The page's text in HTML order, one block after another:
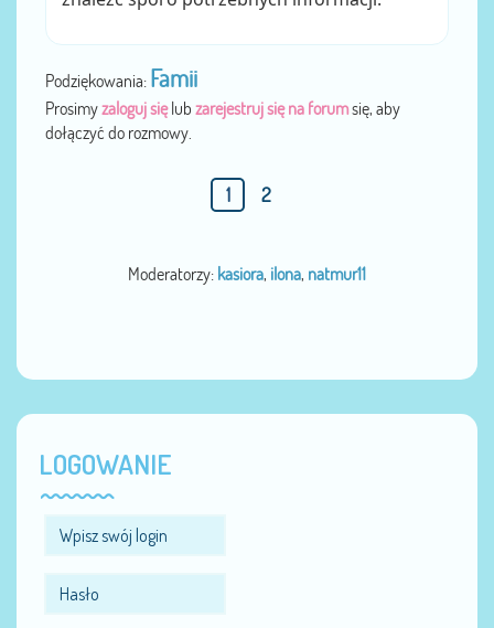
Podziękowania: Famii
Prosimyzaloguj sięlub zarejestruj się na forumsię, aby
dołączyć do rozmowy.
1 2
Moderatorzy: kasiora, ilona, natmur11
LOGOWANIE